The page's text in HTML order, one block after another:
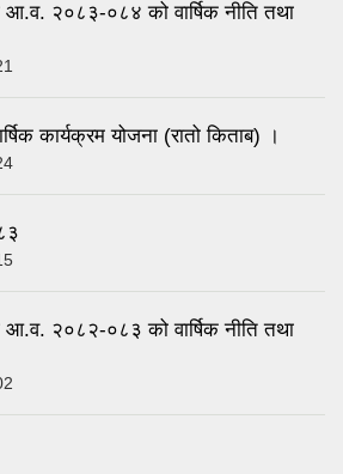
आ.व. २०८३-०८४ को वार्षिक नीति तथा
कार्यक्रम योजना (रातो किताब) ।
आ.व. २०८२-०८३ को वार्षिक नीति तथा